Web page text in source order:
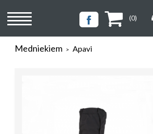
(0)
Medniekiem > Apavi